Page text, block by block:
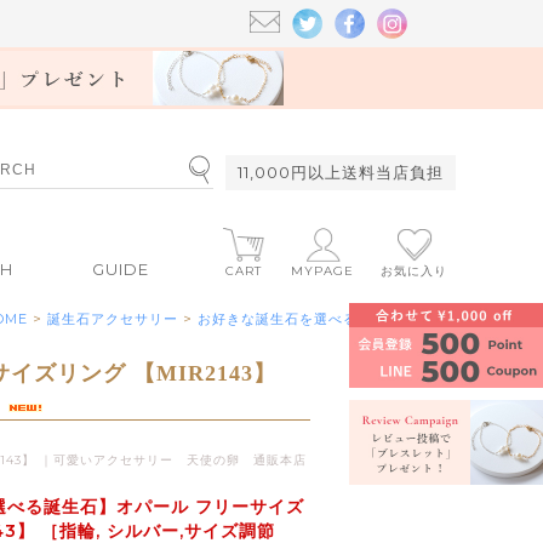
11,000円以上送料当店負担
GUIDE CART MYPAGE お気に入り
> 誕生石アクセサリー > お好きな誕生石を選べる商品
ズリング 【MIR2143】
】 ｜可愛いアクセサリー 天使の卵 通販本店
べる誕生石】オパール フリーサイズ
】 ［指輪, シルバー,サイズ調節